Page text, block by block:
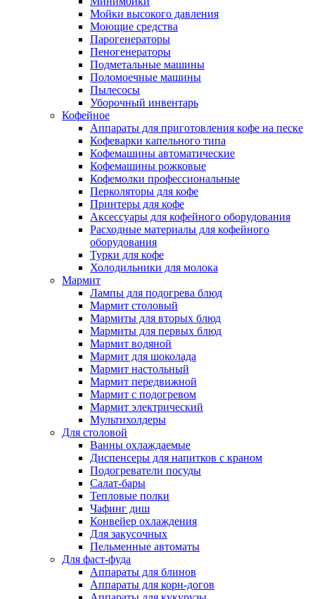
Мойки высокого давления
Моющие средства
Парогенераторы
Пеногенераторы
Подметальные машины
Поломоечные машины
Пылесосы
Уборочный инвентарь
Кофейное
Аппараты для приготовления кофе на песке
Кофеварки капельного типа
Кофемашины автоматические
Кофемашины рожковые
Кофемолки профессиональные
Перколяторы для кофе
Принтеры для кофе
Аксессуары для кофейного оборудования
Расходные материалы для кофейного
оборудования
Турки для кофе
Холодильники для молока
Мармит
Лампы для подогрева блюд
Мармит столовый
Мармиты для вторых блюд
Мармиты для первых блюд
Мармит водяной
Мармит для шоколада
Мармит настольный
Мармит передвижной
Мармит с подогревом
Мармит электрический
Мультихолдеры
Для столовой
Ванны охлаждаемые
Диспенсеры для напитков с краном
Подогреватели посуды
Салат-бары
Тепловые полки
Чафинг диш
Конвейер охлаждения
Для закусочных
Пельменные автоматы
Для фаст-фуда
Аппараты для блинов
Аппараты для корн-догов